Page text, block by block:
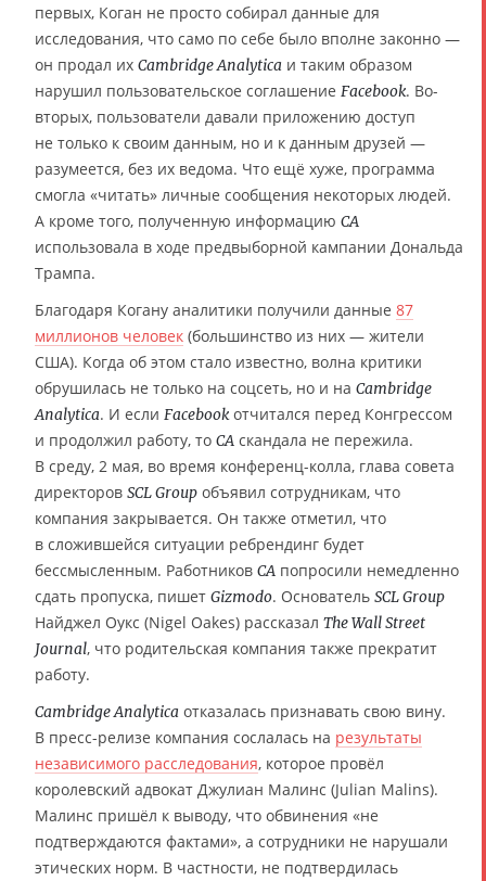
первых, Коган не просто собирал данные для
исследования, что само по себе было вполне законно —
он продал их Cambridge Analytica и таким образом
нарушил пользовательское соглашение Facebook. Во-
вторых, пользователи давали приложению доступ
не только к своим данным, но и к данным друзей —
разумеется, без их ведома. Что ещё хуже, программа
смогла «читать» личные сообщения некоторых людей.
А кроме того, полученную информацию CA
использовала в ходе предвыборной кампании Дональда
Трампа.
Благодаря Когану аналитики получили данные 87
миллионов человек (большинство из них — жители
США). Когда об этом стало известно, волна критики
обрушилась не только на соцсеть, но и на Cambridge
Analytica. И если Facebook отчитался перед Конгрессом
и продолжил работу, то CA скандала не пережила.
В среду, 2 мая, во время конференц-колла, глава совета
директоров SCL Group объявил сотрудникам, что
компания закрывается. Он также отметил, что
в сложившейся ситуации ребрендинг будет
бессмысленным. Работников CA попросили немедленно
сдать пропуска, пишет Gizmodo. Основатель SCL Group
Найджел Оукс (Nigel Oakes) рассказал The Wall Street
Journal, что родительская компания также прекратит
работу.
Cambridge Analytica отказалась признавать свою вину.
В пресс-релизе компания сослалась на результаты
независимого расследования, которое провёл
королевский адвокат Джулиан Малинс (Julian Malins).
Малинс пришёл к выводу, что обвинения «не
подтверждаются фактами», а сотрудники не нарушали
этических норм. В частности, не подтвердилась